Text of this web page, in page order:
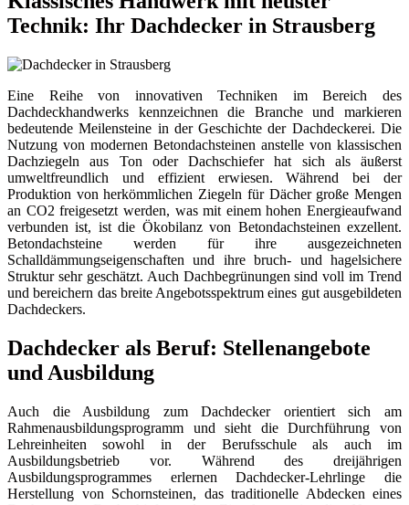
Technik: Ihr Dachdecker in Strausberg
Eine Reihe von innovativen Techniken im Bereich des
Dachdeckhandwerks kennzeichnen die Branche und markieren
bedeutende Meilensteine in der Geschichte der Dachdeckerei. Die
Nutzung von modernen Betondachsteinen anstelle von klassischen
Dachziegeln aus Ton oder Dachschiefer hat sich als äußerst
umweltfreundlich und effizient erwiesen. Während bei der
Produktion von herkömmlichen Ziegeln für Dächer große Mengen
an CO2 freigesetzt werden, was mit einem hohen Energieaufwand
verbunden ist, ist die Ökobilanz von Betondachsteinen exzellent.
Betondachsteine werden für ihre ausgezeichneten
Schalldämmungseigenschaften und ihre bruch- und hagelsichere
Struktur sehr geschätzt. Auch Dachbegrünungen sind voll im Trend
und bereichern das breite Angebotsspektrum eines gut ausgebildeten
Dachdeckers.
Dachdecker als Beruf: Stellenangebote
und Ausbildung
Auch die Ausbildung zum Dachdecker orientiert sich am
Rahmenausbildungsprogramm und sieht die Durchführung von
Lehreinheiten sowohl in der Berufsschule als auch im
Ausbildungsbetrieb vor. Während des dreijährigen
Ausbildungsprogrammes erlernen Dachdecker-Lehrlinge die
Herstellung von Schornsteinen, das traditionelle Abdecken eines